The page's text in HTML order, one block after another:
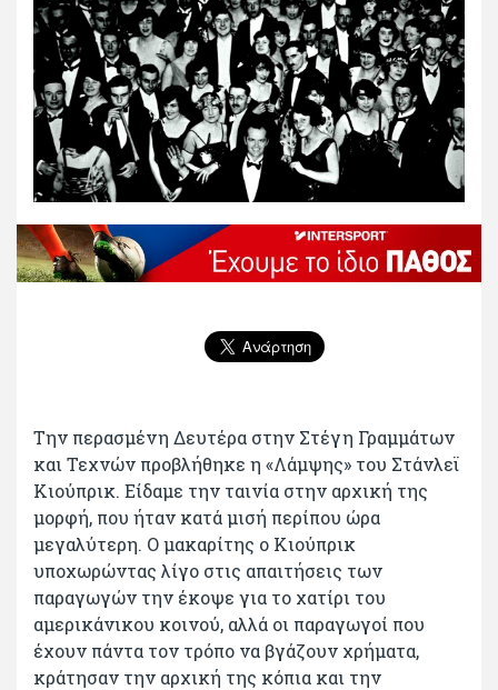
Την περασμένη Δευτέρα στην Στέγη Γραμμάτων
και Τεχνών προβλήθηκε η «Λάμψης» του Στάνλεϊ
Κιούπρικ. Είδαμε την ταινία στην αρχική της
μορφή, που ήταν κατά μισή περίπου ώρα
μεγαλύτερη. Ο μακαρίτης ο Κιούπρικ
υποχωρώντας λίγο στις απαιτήσεις των
παραγωγών την έκοψε για το χατίρι του
αμερικάνικου κοινού, αλλά οι παραγωγοί που
έχουν πάντα τον τρόπο να βγάζουν χρήματα,
κράτησαν την αρχική της κόπια και την